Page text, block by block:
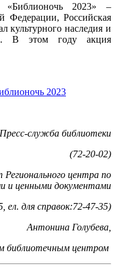
«Библионочь 2023» –
Федерации, Российская
культурного наследия и
В этом году акция
Пресс-служба библиотеки
(72-20-02)
центра по
и ценными документами
для справок:72-47-35)
Антонина Голубева,
библиотечным центром